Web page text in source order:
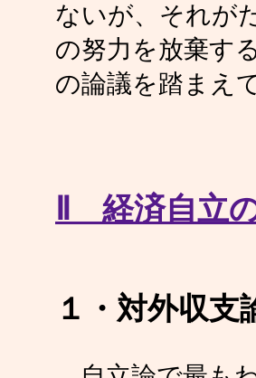
ないが、それが
の努力を放棄す
の論議を踏まえ
Ⅱ 経済自立
１・対外収支